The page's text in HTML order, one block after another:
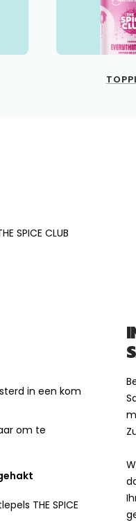
SPICE CLUB
in een kom
om te
THE SPICE